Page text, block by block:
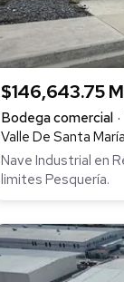
$146,643.75
Bodega comercial
Valle De Santa
Nave Industrial en
limites Pesquería.